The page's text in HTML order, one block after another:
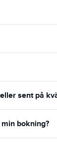
sent på
bokning?